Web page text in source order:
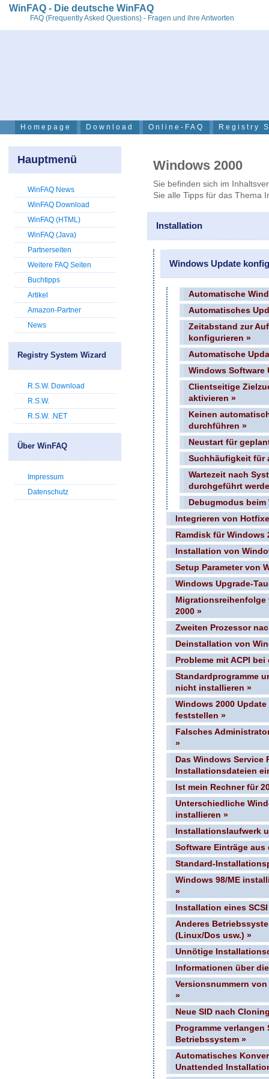
WinFAQ - Die deutsche WinFAQ
FAQ (Frequently Asked Questions) - Fragen und ihre Antworten
Homepage Download Online-FAQ Registry
Windows 2000
Sie befinden sich im
Sie alle Tipps für das Thema
Installation
Windows Update
Automatische
Automatisches
Zeitabstand zur
konfigurieren »
Automatische
Windows Software
Clientseitige
aktivieren »
Keinen
durchführen »
Neustart für
Suchhäufigkeit für
Wartezeit nach
durchgeführt
Debugmodus
Integrieren von
Ramdisk für Windows
Installation von
Setup Parameter von
Windows Upgrade-
Migrationsreihenfolge
2000 »
Zweiten Prozessor
Deinstallation von
Probleme mit ACPI
Standardprogramme
nicht installieren »
Windows 2000
feststellen »
Falsches
»
Das Windows Service
Installationsdateien
Ist mein Rechner für
Unterschiedliche
installieren »
Installationslaufwerk
Software Einträge aus
Standard-
Windows 98/ME
»
Installation eines
Anderes
(Linux/Dos usw.) »
Unnötige
Informationen über
Versionsnummern
»
Neue SID nach
Programme
Betriebssystem »
Automatisches
Unattended
Hauptmenü
WinFAQ News
WinFAQ Download
WinFAQ (HTML)
WinFAQ (Java)
Partnerseiten
Weitere FAQ Seiten
Buchtipps
Artikel
Amazon-Partner
News
Registry System Wizard
R.S.W. Download
R.S.W.
R.S.W. .NET
Über WinFAQ
Impressum
Datenschutz